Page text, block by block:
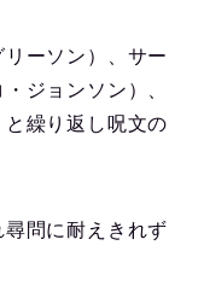
ーソン）、サー
ジョンソン）、
繰り返し呪文の
問に耐えきれず